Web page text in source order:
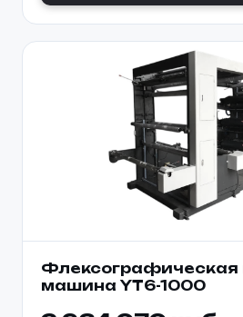
Флексографическая
машина YT6-1000